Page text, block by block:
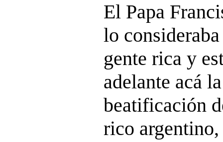
El Papa
lo
gente rica y
adelante acá
beatificación
rico